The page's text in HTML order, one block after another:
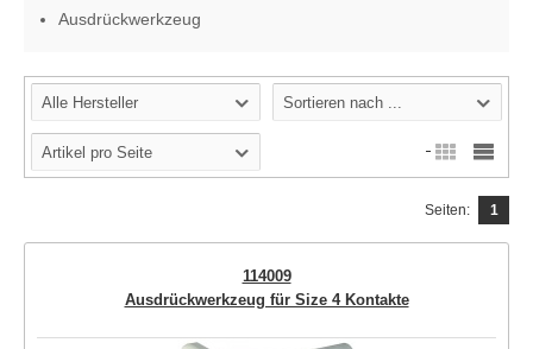
Ausdrückwerkzeug
Alle Hersteller Sortieren nach ...
Artikel pro Seite
Seiten: 1
114009
Ausdrückwerkzeug für Size 4 Kontakte